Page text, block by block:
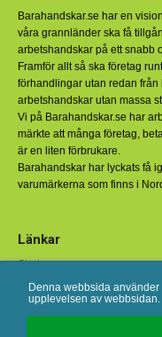
Denna webbsida
upplevelsen av webbsidan.
Barahandskar.se har en
våra grannländer ska få
arbetshandskar på ett snabb
Framför allt så ska företag
förhandlingar utan redan
arbetshandskar utan massa
Vi på Barahandskar.se har
märkte att många företag,
är en liten förbrukare.
Barahandskar har lyckats få
varumärkerna som finns i
Länkar
Start
Om oss
Köpvillkor